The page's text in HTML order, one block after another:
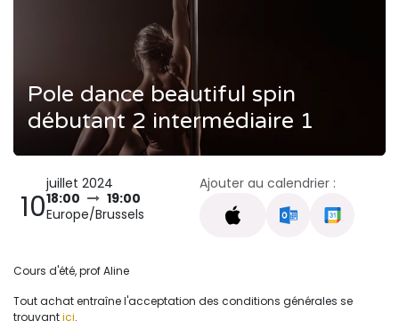
Pole dance beautiful spin
débutant 2 intermédiaire 1
10
juillet 2024
18:00
19:00
Europe/Brussels
Ajouter au calendrier :
Cours d'été, prof Aline
Tout achat entraîne l'acceptation des conditions générales se
trouvantici.